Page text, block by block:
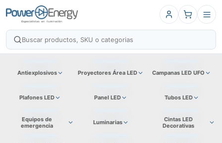
Antiexplosivos Proyectores Área LED Campanas LED UFO
Plafones LED Panel LED Tubos LED
Equipos de
emergencia
Luminarias
Cintas LED
Decorativas